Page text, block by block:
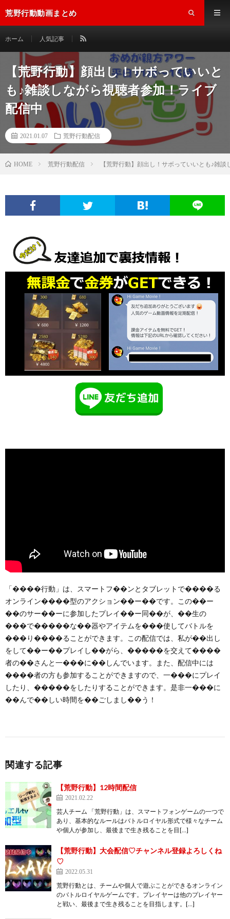
荒野行動動画まとめ
ホーム 人気記事
【荒野行動】顔出し！サボっていいと
も♪雑談しながら視聴者参加！ライブ
配信中
2021.01.07 荒野行動配信
HOME 荒野行動配信 【荒野行動】顔出し！サボっていいとも♪雑
「����行動」は、スマートフ��ンとタブレットで����る
オンライン����型のアクション��ー��です。この��ー
��のサー��ーに参加したプレイ��ー同��が、��生の
���で�����な��器やアイテムを���使してバトルを
���り����ることができます。この配信では、私が��出し
をして��ー��プレイし��がら、�����を交えて����
者の��さんと一���に��しんでいます。また、配信中には
����者の方も参加することができますので、一���にプレイ
したり、�����をしたりすることができます。是非一���に
��んで��しい時間を��ごしまし��う！
関連する記事
【荒野行動】12時間配信
2021.02.22
芸人チーム 「荒野行動」は、スマートフォンゲームの一つで
あり、基本的なルールはバトルロイヤル形式で様々なチーム
や個人が参加し、最後まで生き残ることを目[…]
【荒野行動】大会配信♡チャンネル登録よろしくね
♡
2022.05.31
荒野行動とは、チームや個人で遊ぶことができるオンライン
のバトルロイヤルゲームです。プレイヤーは他のプレイヤー
と戦い、最後まで生き残ることを目指します。[…]